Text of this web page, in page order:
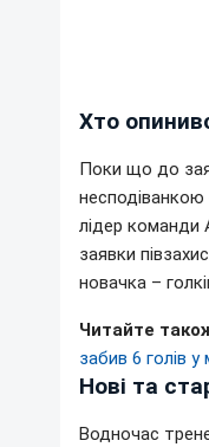
Хто
Поки що до
лідер команди
заявки
новачка –
Читайте
забив 6 голів у
Нові та
Водночас